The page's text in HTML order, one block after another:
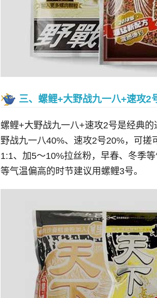
三、螺鲤+大野战九一八+速攻2
螺鲤+大野战九一八+速攻2号是经典
野战九一八40%、速攻2号20%，可搓
1:1、加5～10%拉丝粉，早春、冬季
等气温偏高的时节建议用螺鲤3号。